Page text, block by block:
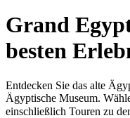
Grand
besten
Entdecken Sie das alte
Ägyptische Museum.
einschließlich Touren zu